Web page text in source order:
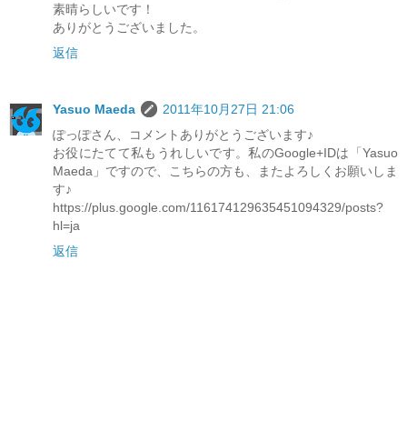
素晴らしいです！
ありがとうございました。
返信
Yasuo Maeda
2011年10月27日 21:06
ぽっぽさん、コメントありがとうございます♪
お役にたてて私もうれしいです。私のGoogle+IDは「Yasuo
Maeda」ですので、こちらの方も、またよろしくお願いしま
す♪
https://plus.google.com/116174129635451094329/posts?
hl=ja
返信